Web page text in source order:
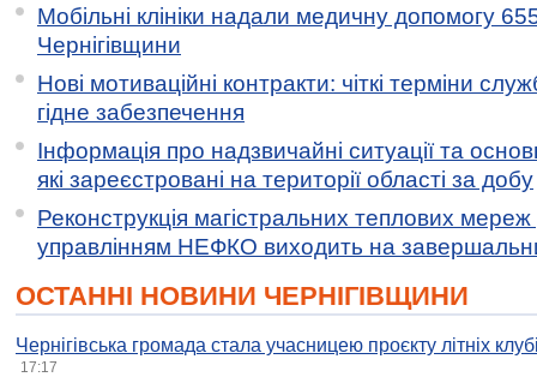
Мобільні клініки надали медичну допомогу
Чернігівщини
Нові мотиваційні контракти: чіткі терміни
гідне забезпечення
Інформація про надзвичайні ситуації та
які зареєстровані на території області за добу
Реконструкція магістральних теплових мереж
управлінням НЕФКО виходить на
ОСТАННІ НОВИНИ ЧЕРНІГІВЩИНИ
Чернігівська громада стала учасницею проєкту літніх
17:17